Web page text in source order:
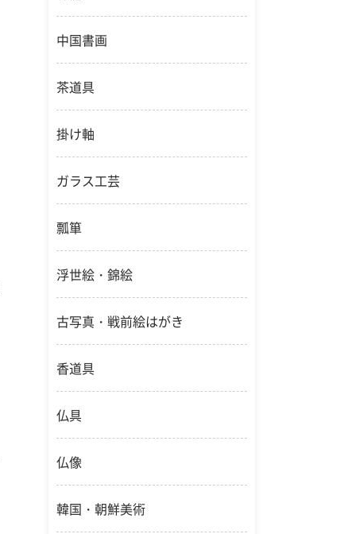
中国書画
茶道具
掛け軸
ガラス工芸
瓢箪
浮世絵・錦絵
古写真・戦前絵はがき
香道具
仏具
仏像
韓国・朝鮮美術